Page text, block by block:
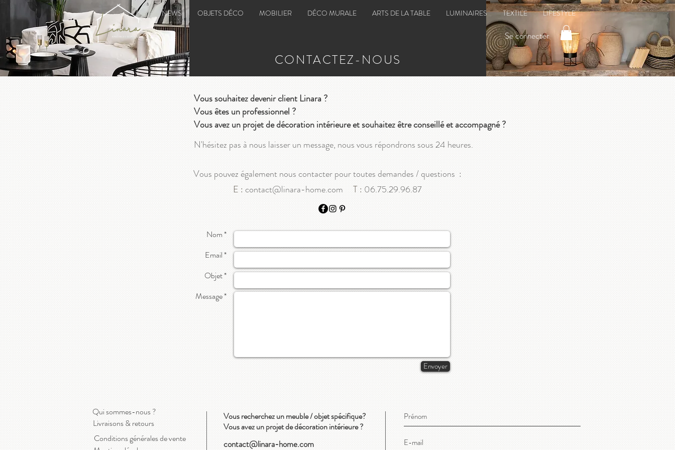
NEWS OBJETS DÉCO MOBILIER DÉCO MURALE ARTS DE LA TABLE LUMINAIRES TEXTILE LIFESTYLE
Se connecter
CONTACTEZ-NOUS
Vous souhaitez devenir client Linara ?
Vous êtes un professionnel ?
Vous avez un projet de décoration intérieure et souhaitez être conseillé et accompagné ?
N'hésitez pas à nous laisser un message, nous vous répondrons sous 24 heures.
Vous pouvez également nous contacter pour toutes demandes / questions :
E : contact@linara-home.com T : 06.75.29.96.87
Nom *
Email *
Objet *
Message *
Envoyer
Qui sommes-nous ?
Livraisons & retours
Conditions générales de vente
Vous recherchez un meuble / objet spécifique?
Vous avez un projet de décoration intérieure ?
contact@linara-home.com